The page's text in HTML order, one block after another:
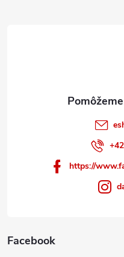
https://
Facebook